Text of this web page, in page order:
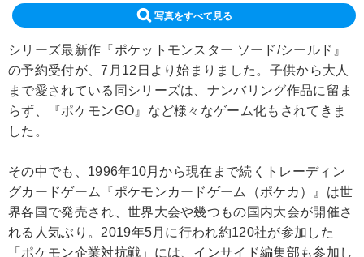
写真をすべて見る
シリーズ最新作『ポケットモンスター ソード/シールド』
の予約受付が、7月12日より始まりました。子供から大人
まで愛されている同シリーズは、ナンバリング作品に留ま
らず、『ポケモンGO』など様々なゲーム化もされてきま
した。
その中でも、1996年10月から現在まで続くトレーディン
グカードゲーム『ポケモンカードゲーム（ポケカ）』は世
界各国で発売され、世界大会や幾つもの国内大会が開催さ
れる人気ぶり。2019年5月に行われ約120社が参加した
「ポケモン企業対抗戦」には、インサイド編集部も参加し